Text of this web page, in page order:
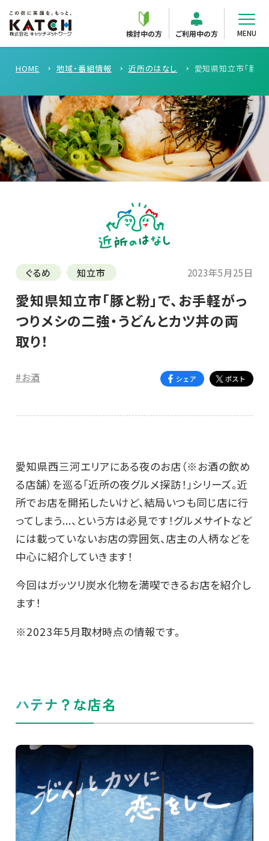
検討中の方 ご利用中の方 MENU
HOME 地域・番組情報 近所のはなし 愛知県知立市「豚と
ぐるめ 知立市 2023年5月25日
愛知県知立市「豚と粉」で、お手軽がっ
つりメシの二強・うどんとカツ丼の両
取り！
#お酒
愛知県西三河エリアにある夜のお店（※お酒の飲め
る店舗）を巡る「近所の夜グルメ探訪！」シリーズ。近
所でお店を開拓したいけど、結局いつも同じ店に行
ってしまう...、という方は必見です！グルメサイトなど
には載っていないお店の雰囲気、店主の人柄などを
中心に紹介していきます！
今回はガッツリ炭水化物を満喫できるお店を紹介し
ます！
※2023年5月取材時点の情報です。
ハテナ？な店名